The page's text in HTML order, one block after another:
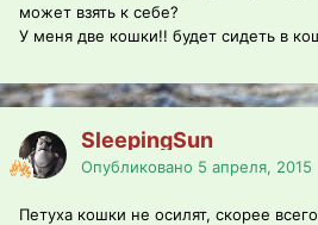
может взять к себе?
У меня две кошки!! будет сидеть в
SleepingSun
Опубликовано 5 апреля, 2015
Петуха кошки не осилят, скорее